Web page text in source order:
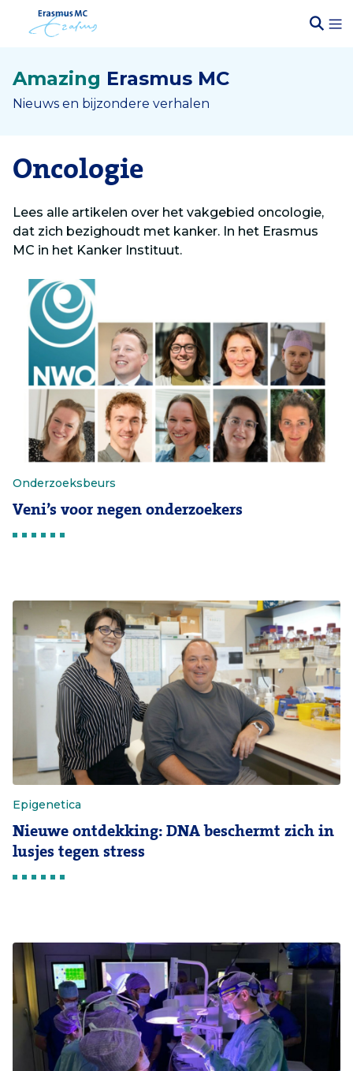
Amazing Erasmus MC
Nieuws en bijzondere verhalen
Oncologie
Lees alle artikelen over het vakgebied oncologie,
dat zich bezighoudt met kanker. In het Erasmus
MC in het Kanker Instituut.
Onderzoeksbeurs
Veni’s voor negen onderzoekers
Epigenetica
Nieuwe ontdekking: DNA beschermt zich in
lusjes tegen stress